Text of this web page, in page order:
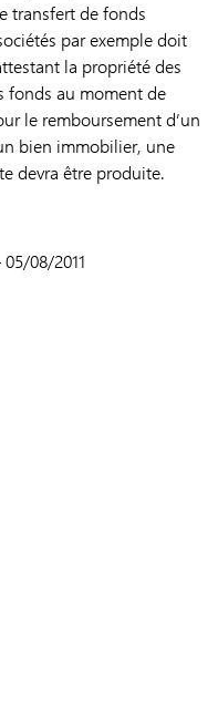
transfert de fonds
par exemple doit
la propriété des
fonds au moment de
le remboursement d’un
bien immobilier, une
devra être produite.
08/2011